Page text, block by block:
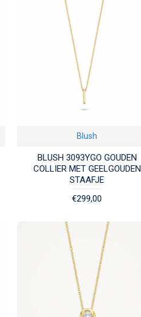
Blush
BLUSH 3093YGO GOUDEN
COLLIER MET GEELGOUDEN
STAAFJE
€299,00